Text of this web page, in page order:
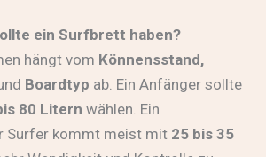
ein Surfbrett haben?
hängt vom Könnensstand,
Boardtyp ab. Ein Anfänger sollte
80 Litern wählen. Ein
Surfer kommt meist mit 25 bis 35